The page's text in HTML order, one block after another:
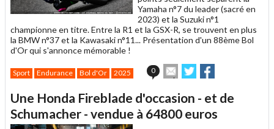
Yamaha n°7 du leader (sacré en
2023) et la Suzuki n°1
championne en titre. Entre la R1 et la GSX-R, se trouvent en plus
la BMW n°37 et la Kawasaki n°11... Présentation d'un 88ème Bol
d'Or qui s'annonce mémorable !
Sport Endurance Bol d'Or 2025 0
Envoyer
cet
à
un
ami
Partager
sur sur
Une Honda Fireblade d'occasion - et de
Schumacher - vendue à 64800 euros